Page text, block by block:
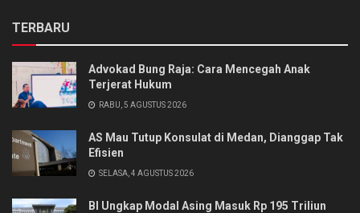
TERBARU
Advokad Bung Raja: Cara Mencegah Anak
Terjerat Hukum
RABU, 5 AGUSTUS 2026
AS Mau Tutup Konsulat di Medan, Dianggap Tak
Efisien
SELASA, 4 AGUSTUS 2026
BI Ungkap Modal Asing Masuk Rp 195 Triliun